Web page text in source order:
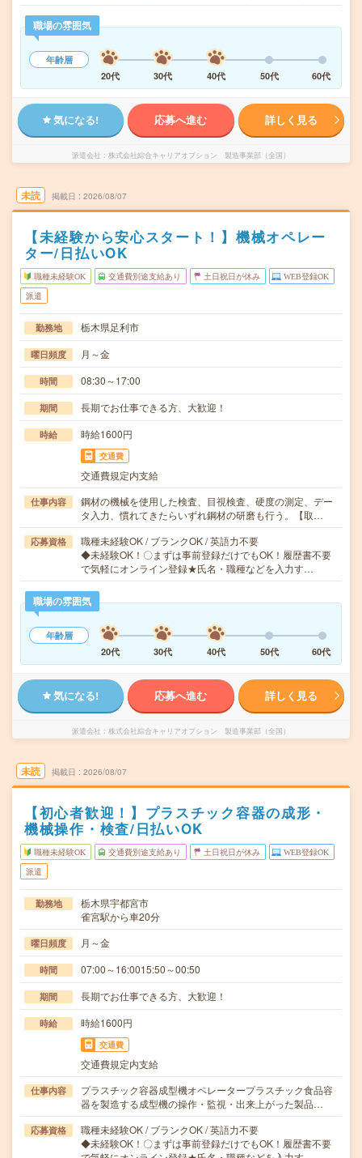
職場の雰囲気
年齢層
20代
30代 40代 50代 60代
気になる! 応募へ進む 詳しく見る
派遣会社 株式会社綜合キャリアオプション 製造事業部（全国）
未読 掲載日 2026/08/07
【未経験から安心スタート！】機械オペレー
ター/日払いOK
職種未経験OK 交通費別途支給あり 土日祝日が休み WEB登録OK
派遣
勤務地 栃木県足利市
曜日頻度 月～金
時間 08:30～17:00
期間 長期でお仕事できる方、大歓迎！
時給 時給1600円
交通費
交通費規定内支給
仕事内容
鋼材の機械を使用した検査、目視検査、硬度の測定、デー
タ入力、慣れてきたらいずれ鋼材の研磨も行う。【取…
応募資格
職種未経験OK / ブランクOK / 英語力不要
◆未経験OK！〇まずは事前登録だけでもOK！履歴書不要
で気軽にオンライン登録★氏名・職種などを入力す…
職場の雰囲気
年齢層
20代
30代 40代 50代 60代
気になる! 応募へ進む 詳しく見る
派遣会社 株式会社綜合キャリアオプション 製造事業部（全国）
未読 掲載日 2026/08/07
【初心者歓迎！】プラスチック容器の成形・
機械操作・検査/日払いOK
職種未経験OK 交通費別途支給あり 土日祝日が休み WEB登録OK
派遣
勤務地
栃木県宇都宮市
雀宮駅から車20分
曜日頻度 月～金
時間 07:00～16:0015:50～00:50
期間 長期でお仕事できる方、大歓迎！
時給 時給1600円
交通費
交通費規定内支給
仕事内容
プラスチック容器成型機オペレータープラスチック食品容
器を製造する成型機の操作・監視・出来上がった製品…
応募資格
職種未経験OK / ブランクOK / 英語力不要
◆未経験OK！〇まずは事前登録だけでもOK！履歴書不要